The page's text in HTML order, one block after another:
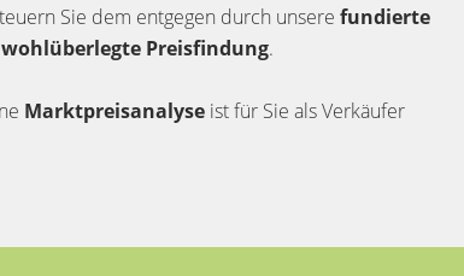
Sie dem entgegen durch unsere fundierte
Preisfindung.
Marktpreisanalyse ist für Sie als Verkäufer